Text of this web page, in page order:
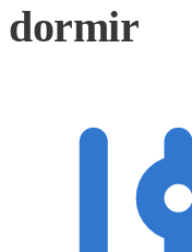
dormir